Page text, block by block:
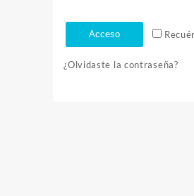
Acceso
¿Olvidaste la contraseña?